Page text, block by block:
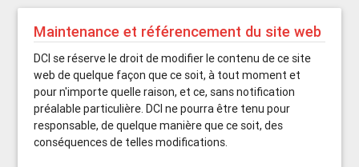
Maintenance et référencement du site web
DCI se réserve le droit de modifier le contenu de ce site
web de quelque façon que ce soit, à tout moment et
pour n'importe quelle raison, et ce, sans notification
préalable particulière. DCI ne pourra être tenu pour
responsable, de quelque manière que ce soit, des
conséquences de telles modifications.